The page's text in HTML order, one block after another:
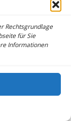
Rechtsgrundlage
für Sie
Informationen